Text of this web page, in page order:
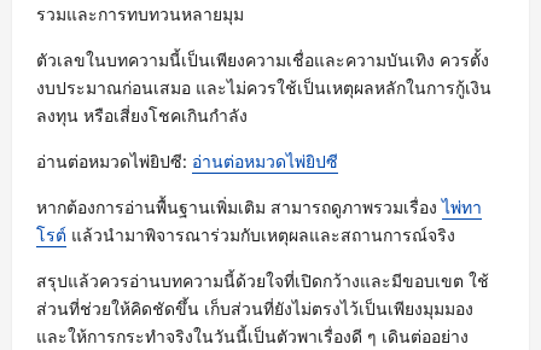
รวมและการทบทวนหลายมุม
ตัวเลขในบทความนี้เป็นเพียงความเชื่อและความบันเทิง ควรตั้ง
งบประมาณก่อนเสมอ และไม่ควรใช้เป็นเหตุผลหลักในการกู้เงิน
ลงทุน หรือเสี่ยงโชคเกินกำลัง
อ่านต่อหมวดไพ่ยิปซี: อ่านต่อหมวดไพ่ยิปซี
หากต้องการอ่านพื้นฐานเพิ่มเติม สามารถดูภาพรวมเรื่องไพ่ทา
โรต์ แล้วนำมาพิจารณาร่วมกับเหตุผลและสถานการณ์จริง
สรุปแล้วควรอ่านบทความนี้ด้วยใจที่เปิดกว้างและมีขอบเขต ใช้
ส่วนที่ช่วยให้คิดชัดขึ้น เก็บส่วนที่ยังไม่ตรงไว้เป็นเพียงมุมมอง
และให้การกระทำจริงในวันนี้เป็นตัวพาเรื่องดี ๆ เดินต่ออย่าง